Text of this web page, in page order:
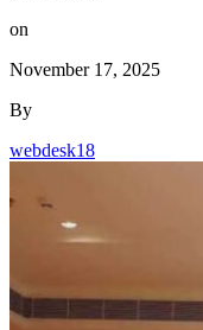
on
November 17, 2025
By
webdesk18